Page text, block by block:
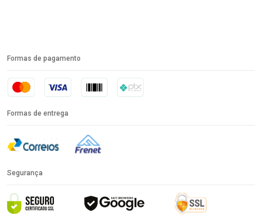
Formas de pagamento
Formas de entrega
Segurança